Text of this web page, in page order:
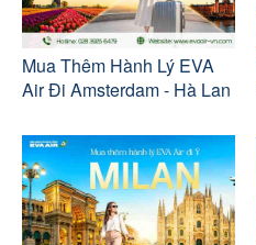
Mua Thêm Hành Lý EVA
Air Đi Amsterdam - Hà Lan